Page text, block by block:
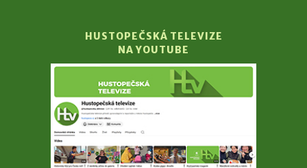
HUSTOPEČSKÁ TELEVIZE
NA YOUTUBE